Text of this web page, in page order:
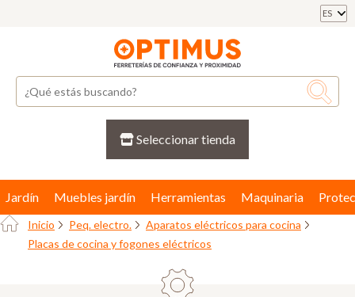
ES
Seleccionar tienda
Jardín Muebles jardín Herramientas Maquinaria
Inicio Peq. electro.
Aparatos eléctricos para cocina
Placas de cocina y fogones eléctricos